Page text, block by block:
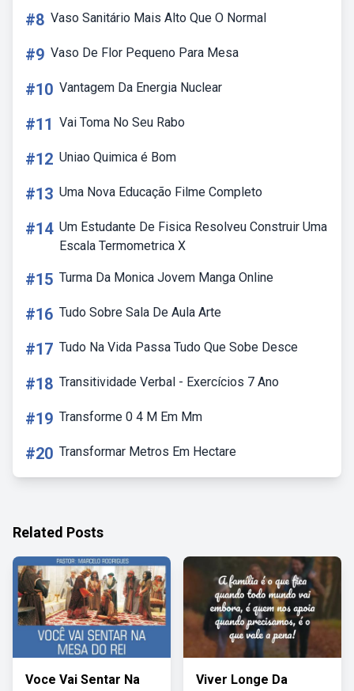
#8 Vaso Sanitário Mais Alto Que O Normal
#9 Vaso De Flor Pequeno Para Mesa
#10 Vantagem Da Energia Nuclear
#11 Vai Toma No Seu Rabo
#12 Uniao Quimica é Bom
#13 Uma Nova Educação Filme Completo
#14 Um Estudante De Fisica Resolveu Construir Uma
Escala Termometrica X
#15 Turma Da Monica Jovem Manga Online
#16 Tudo Sobre Sala De Aula Arte
#17 Tudo Na Vida Passa Tudo Que Sobe Desce
#18 Transitividade Verbal - Exercícios 7 Ano
#19 Transforme 0 4 M Em Mm
#20 Transformar Metros Em Hectare
Related Posts
Voce Vai Sentar Na Viver Longe Da